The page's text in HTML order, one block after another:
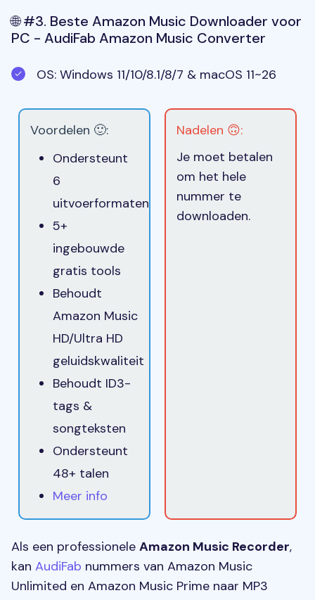
🌐 #3. Beste Amazon Music Downloader voor
PC - AudiFab Amazon Music Converter
OS: Windows 11/10/8.1/8/7 & macOS 11~26
Voordelen 🙂:
Ondersteunt
6
uitvoerformaten
5+
ingebouwde
gratis tools
Behoudt
Amazon Music
HD/Ultra HD
geluidskwaliteit
Behoudt ID3-
tags &
songteksten
Ondersteunt
48+ talen
Meer info
Nadelen 🙃:
Je moet betalen
om het hele
nummer te
downloaden.
Als een professionele Amazon Music Recorder,
kan AudiFab nummers van Amazon Music
Unlimited en Amazon Music Prime naar MP3